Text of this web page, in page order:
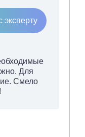
эксперту
Для
Смело